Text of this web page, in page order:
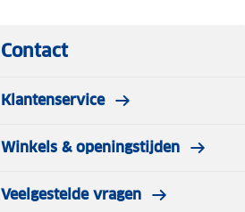
Contact
Klantenservice
Winkels & openingstijden
Veelgestelde vragen